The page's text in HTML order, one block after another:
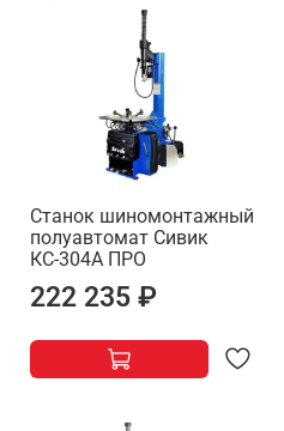
Станок шиномонтажный
полуавтомат Сивик
КС-304А ПРО
222 235 ₽